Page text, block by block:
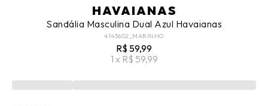
HAVAIANAS
Sandália Masculina Dual Azul Havaianas
4145602_MARINHO
R$ 59,99
1 x R$ 59,99